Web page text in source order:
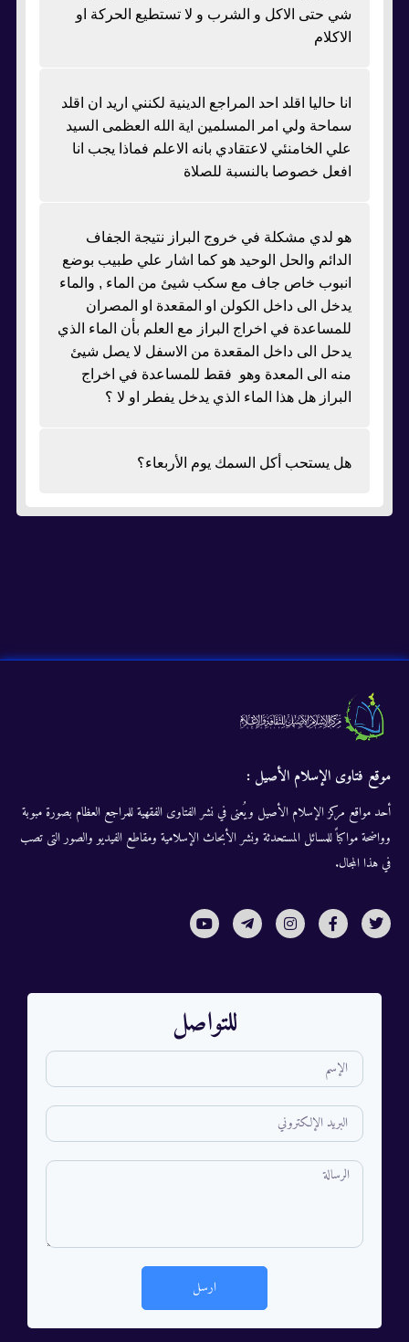
شي حتى الاكل و الشرب و لا تستطيع الحركة او
الاكلام
انا حاليا اقلد احد المراجع الدينية لكنني اريد ان اقلد
سماحة ولي امر المسلمين اية الله العظمى السيد
علي الخامنئي لاعتقادي بانه الاعلم فماذا يجب انا
افعل خصوصا بالنسبة للصلاة
هو لدي مشكلة في خروج البراز نتيجة الجفاف
الدائم والحل الوحيد هو كما اشار علي طبيب بوضع
انبوب خاص جاف مع سكب شيئ من الماء , والماء
يدخل الى داخل الكولن او المقعدة او المصران
للمساعدة في اخراج البراز مع العلم بأن الماء الذي
يدحل الى داخل المقعدة من الاسفل لا يصل شيئ
منه الى المعدة وهو فقط للمساعدة في اخراج
البراز هل هذا الماء الذي يدخل يفطر او لا ؟
هل يستحب أكل السمك يوم الأربعاء؟
موقع فتاوى الإسلام الأصيل :
أحد مواقع مركز الإسلام الأصيل ويُعنى في نشر الفتاوى الفقهية للمراجع العظام بصورة مبوبة
وواضحة مواكباً للمسائل المستحدثة ونشر الأبحاث الإسلامية ومقاطع الفيديو والصور التى تصب
في هذا المجال.
للتواصل
ارسل